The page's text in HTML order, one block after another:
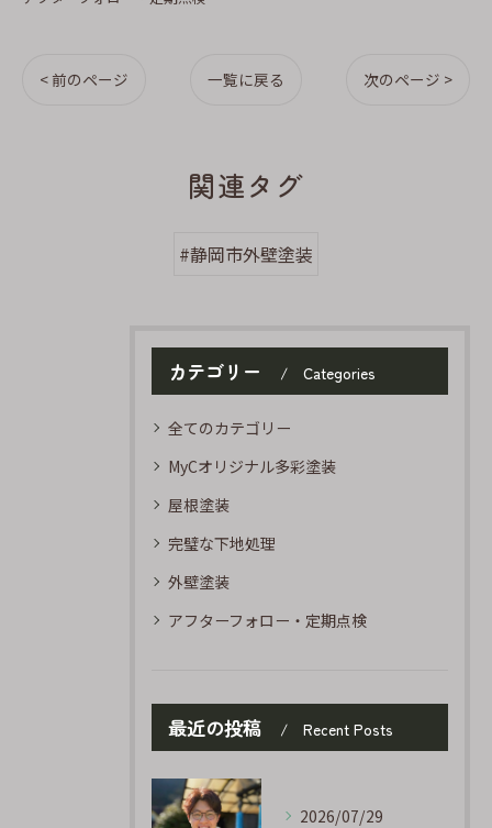
< 前のページ 一覧に戻る 次のページ >
関連タグ
#静岡市外壁塗装
カテゴリー Categories
全てのカテゴリー
MyCオリジナル多彩塗装
屋根塗装
完璧な下地処理
外壁塗装
アフターフォロー・定期点検
最近の投稿 Recent Posts
2026/07/29